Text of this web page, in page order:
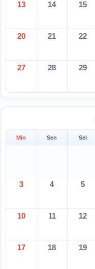
13 14 15
20 21 22
27 28 29
Min Sen Sel
3 4 5
10 11 12
17 18 19